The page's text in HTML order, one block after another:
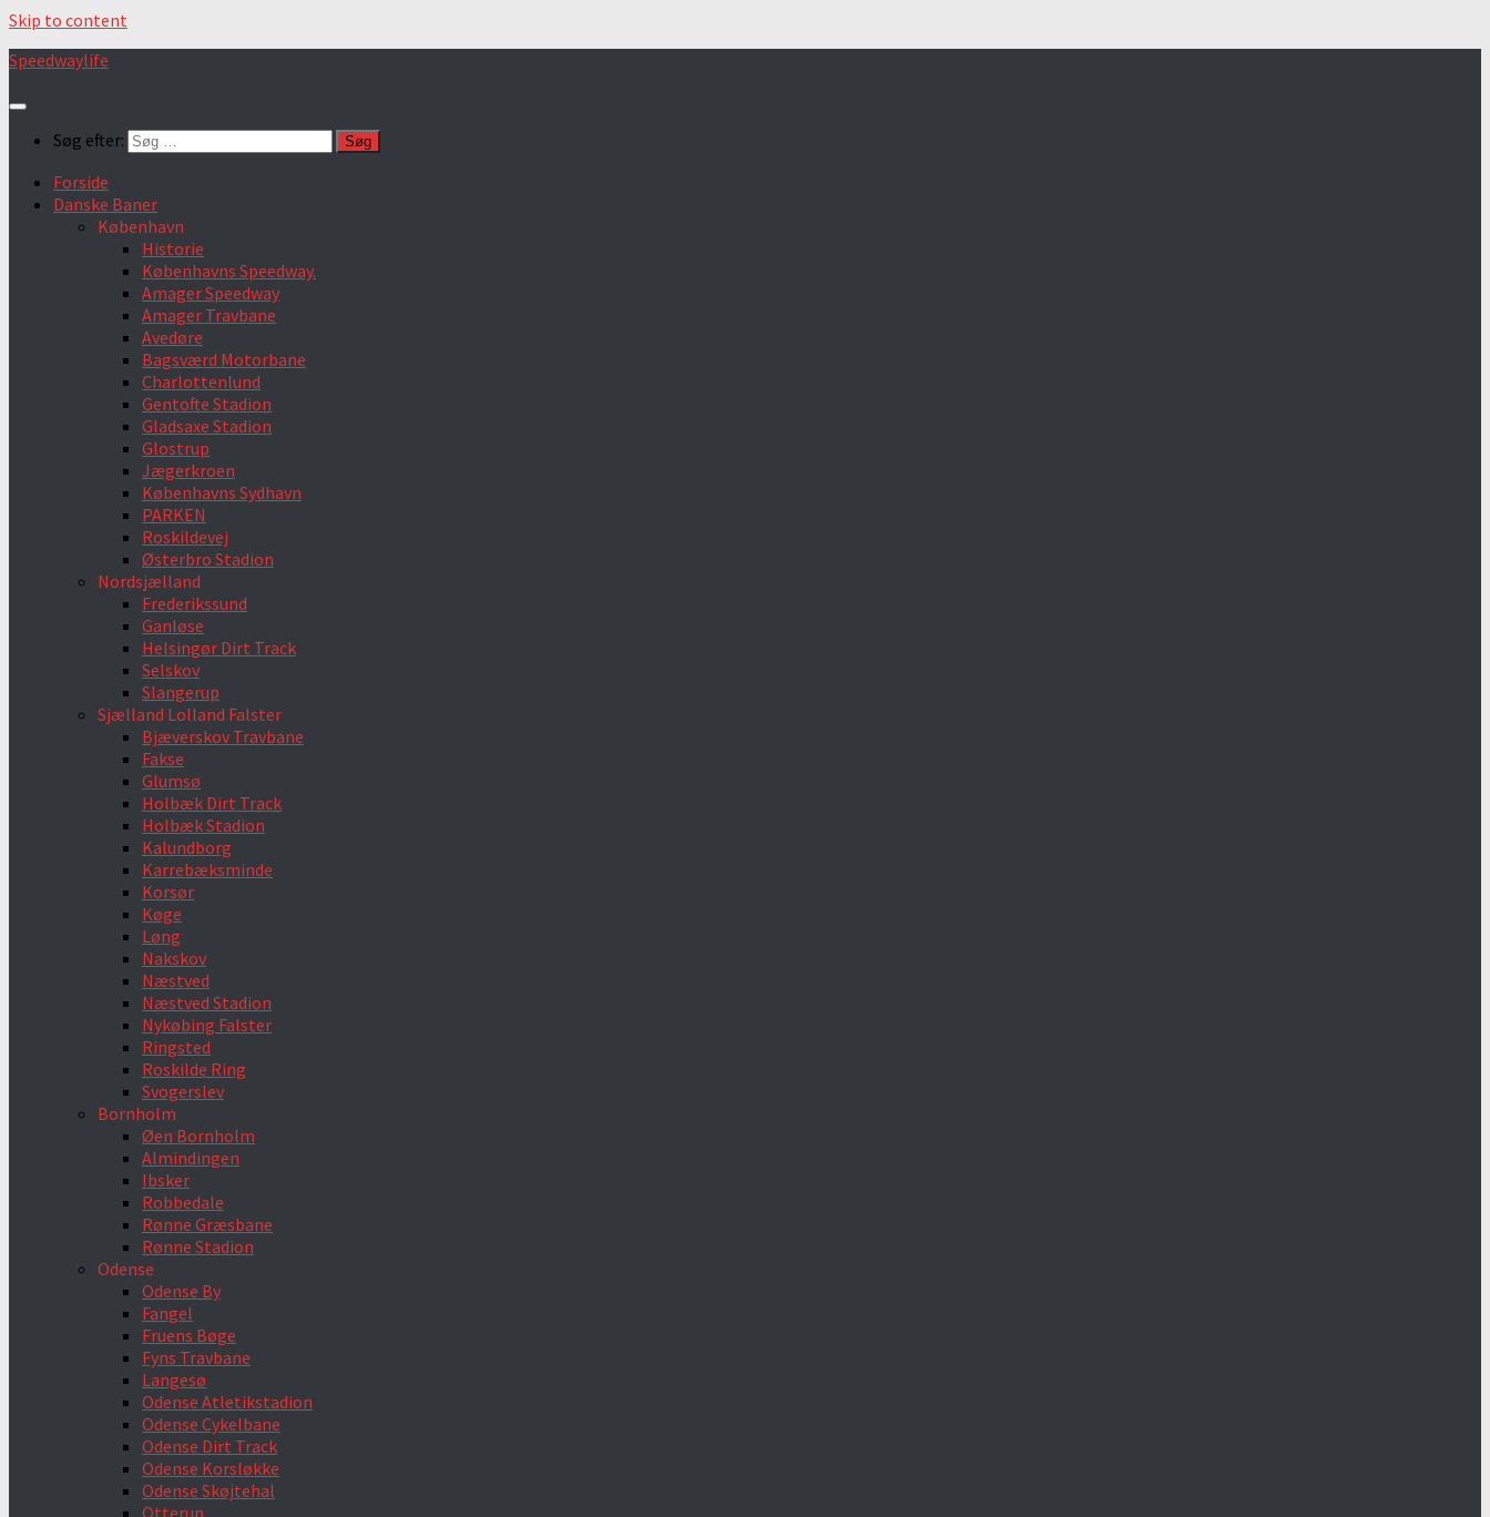
Skip to content
Speedwaylife
Søg efter:
Forside
Danske Baner
København
Historie
Københavns Speedway.
Amager Speedway
Amager Travbane
Avedøre
Bagsværd Motorbane
Charlottenlund
Gentofte Stadion
Gladsaxe Stadion
Glostrup
Jægerkroen
Københavns Sydhavn
PARKEN
Roskildevej
Østerbro Stadion
Nordsjælland
Frederikssund
Ganløse
Helsingør Dirt Track
Selskov
Slangerup
Sjælland Lolland Falster
Bjæverskov Travbane
Fakse
Glumsø
Holbæk Dirt Track
Holbæk Stadion
Kalundborg
Karrebæksminde
Korsør
Køge
Løng
Nakskov
Næstved
Næstved Stadion
Nykøbing Falster
Ringsted
Roskilde Ring
Svogerslev
Bornholm
Øen Bornholm
Almindingen
Ibsker
Robbedale
Rønne Græsbane
Rønne Stadion
Odense
Odense By
Fangel
Fruens Bøge
Fyns Travbane
Langesø
Odense Atletikstadion
Odense Cykelbane
Odense Dirt Track
Odense Korsløkke
Odense Skøjtehal
Otterup